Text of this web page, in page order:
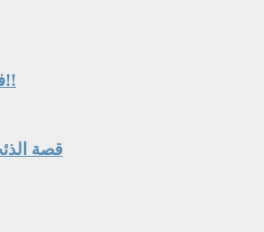
فلة والأقزام الثمانية!!
قصة